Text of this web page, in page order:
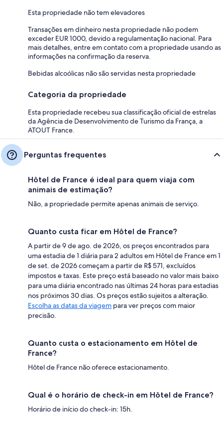
Esta propriedade não tem elevadores
Transações em dinheiro nesta propriedade não podem
exceder EUR 1000, devido a regulamentação nacional. Para
mais detalhes, entre em contato com a propriedade usando as
informações na confirmação da reserva.
Bebidas alcoólicas não são servidas nesta propriedade
Categoria da propriedade
Esta propriedade recebeu sua classificação oficial de estrelas
da Agência de Desenvolvimento de Turismo da França, a
ATOUT France.
Perguntas frequentes
Hôtel de France é ideal para quem viaja com
animais de estimação?
Não, a propriedade permite apenas animais de serviço.
Quanto custa ficar em Hôtel de France?
A partir de 9 de ago. de 2026, os preços encontrados para
uma estadia de 1 diária para 2 adultos em Hôtel de France em 1
de set. de 2026 começam a partir de R$ 571, excluídos
impostos e taxas. Este preço está baseado no valor mais baixo
para uma diária encontrado nas últimas 24 horas para estadias
nos próximos 30 dias. Os preços estão sujeitos a alteração.
Escolha as datas da viagem para ver preços com maior
precisão.
Quanto custa o estacionamento em Hôtel de
France?
Hôtel de France não oferece estacionamento.
Qual é o horário de check-in em Hôtel de France?
Horário de início do check-in: 15h.